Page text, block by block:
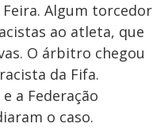
Algum torcedor
ao atleta, que
O árbitro chegou
da Fifa.
a Federação
o caso.